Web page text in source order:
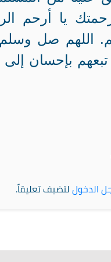
يا أرحم
اللهم صل وسلم
بإحسان إلى
الدخوللتضيف تعليقاً.